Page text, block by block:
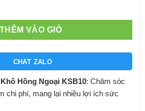
THÊM VÀO GIỎ
CHAT ZALO
Hồng Ngoại KSB10: Chăm sóc
chi phí, mang lại nhiều lợi ích sức